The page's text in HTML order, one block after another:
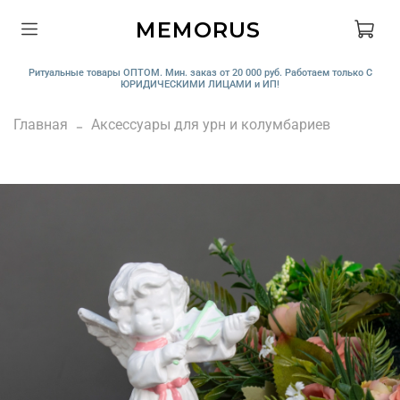
MEMORUS
Ритуальные товары ОПТОМ. Мин. заказ от 20 000 руб. Работаем только С
ЮРИДИЧЕСКИМИ ЛИЦАМИ и ИП!
Главная Аксессуары для урн и колумбариев